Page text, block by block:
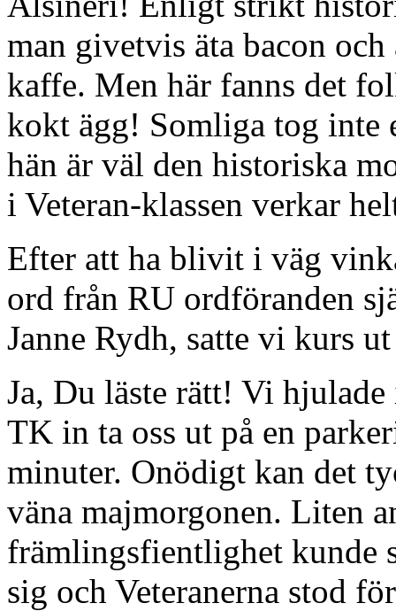
man givetvis äta bacon
kaffe. Men här fanns det
kokt ägg! Somliga tog inte
hän är väl den historiska
i Veteran-klassen verkar
Efter att ha blivit i väg
ord från RU ordföranden
Janne Rydh, satte vi kurs
Ja, Du läste rätt! Vi
TK in ta oss ut på en
minuter. Onödigt kan det
väna majmorgonen. Liten
främlingsfientlighet kunde
sig och Veteranerna stod